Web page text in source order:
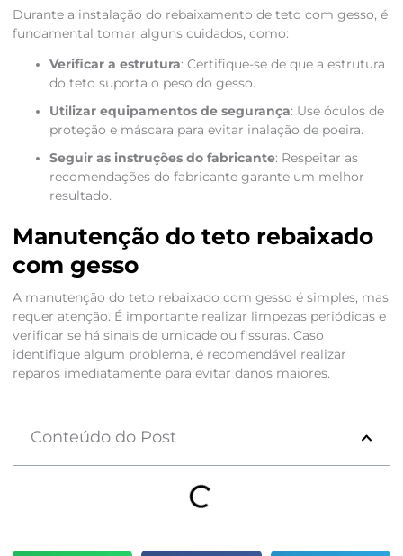
Durante a instalação do rebaixamento de teto com gesso, é
fundamental tomar alguns cuidados, como:
Verificar a estrutura: Certifique-se de que a estrutura
do teto suporta o peso do gesso.
Utilizar equipamentos de segurança: Use óculos de
proteção e máscara para evitar inalação de poeira.
Seguir as instruções do fabricante: Respeitar as
recomendações do fabricante garante um melhor
resultado.
Manutenção do teto rebaixado
com gesso
A manutenção do teto rebaixado com gesso é simples, mas
requer atenção. É importante realizar limpezas periódicas e
verificar se há sinais de umidade ou fissuras. Caso
identifique algum problema, é recomendável realizar
reparos imediatamente para evitar danos maiores.
Conteúdo do Post